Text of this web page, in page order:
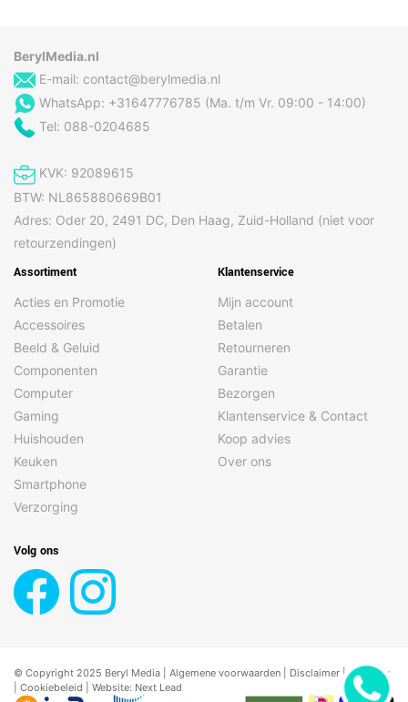
BerylMedia.nl
E-mail: contact@berylmedia.nl
WhatsApp: +31647776785 (Ma. t/m Vr. 09:00 - 14:00)
Tel: 088-0204685
KVK: 92089615
BTW: NL865880669B01
Adres: Oder 20, 2491 DC, Den Haag, Zuid-Holland (niet voor
retourzendingen)
Assortiment
Acties en Promotie
Accessoires
Beeld & Geluid
Componenten
Computer
Gaming
Huishouden
Keuken
Smartphone
Verzorging
Klantenservice
Mijn account
Betalen
Retourneren
Garantie
Bezorgen
Klantenservice & Contact
Koop advies
Over ons
Volg ons
© Copyright 2025 Beryl Media | Algemene voorwaarden Disclaimer | |Privacy
Cookiebeleid | Website: Next Lead